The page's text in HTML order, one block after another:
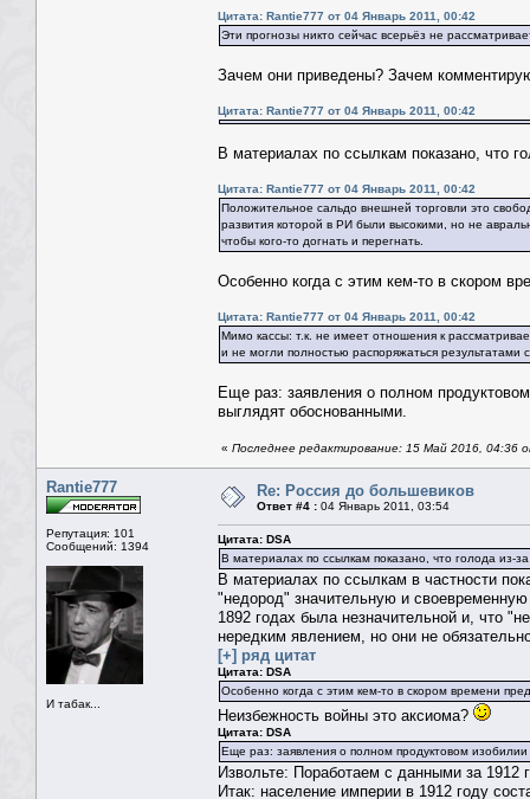
Цитата: Rantie777 от 04 Январь 2011, 00:42
Эти прогнозы никто сейчас всерьёз не
Зачем они приведены? Зачем
Цитата: Rantie777 от 04 Январь 2011, 00:42
В материалах по ссылкам показано, что
Цитата: Rantie777 от 04 Январь 2011, 00:42
Положительное сальдо внешней торговли это
развития которой в РИ были высокими, но не
чтобы кого-то догнать и перегнать.
Особенно когда с этим кем-то в скором
Цитата: Rantie777 от 04 Январь 2011, 00:42
Мимо кассы: т.к. не имеет отношения к
и не могли полностью распоряжаться результатами
Еще раз: заявления о полном
выглядят обоснованными.
« Последнее редактирование: 15 Май 2016, 04:36
Rantie777
Репутация: 101
Сообщений: 1394
И табак...
Re: Россия до большевиков
Ответ #4 : 04 Январь 2011, 03:54
Цитата: DSA
В материалах по ссылкам показано, что голода из-
В материалах по ссылкам в частности
"недород" значительную и
1892 годах была незначительной и, что
нередким явлением, но они не
[+] ряд цитат
Цитата: DSA
Особенно когда с этим кем-то в скором времени
Неизбежность войны это аксиома?
Цитата: DSA
Еще раз: заявления о полном продуктовом
Извольте: Поработаем с данными за 1912
Итак: население империи в 1912 году